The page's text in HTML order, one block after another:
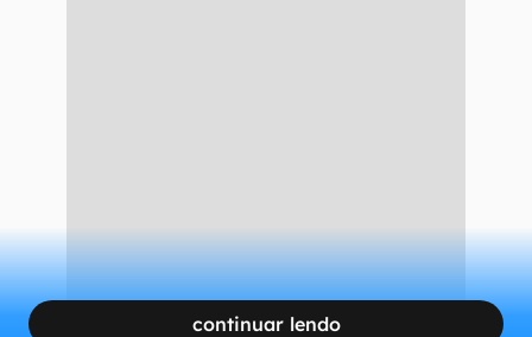
continuar lendo